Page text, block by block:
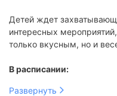
Детей ждет
интересных
только вкусным, но и
В расписании:
Сладкие мастер-
Развернуть